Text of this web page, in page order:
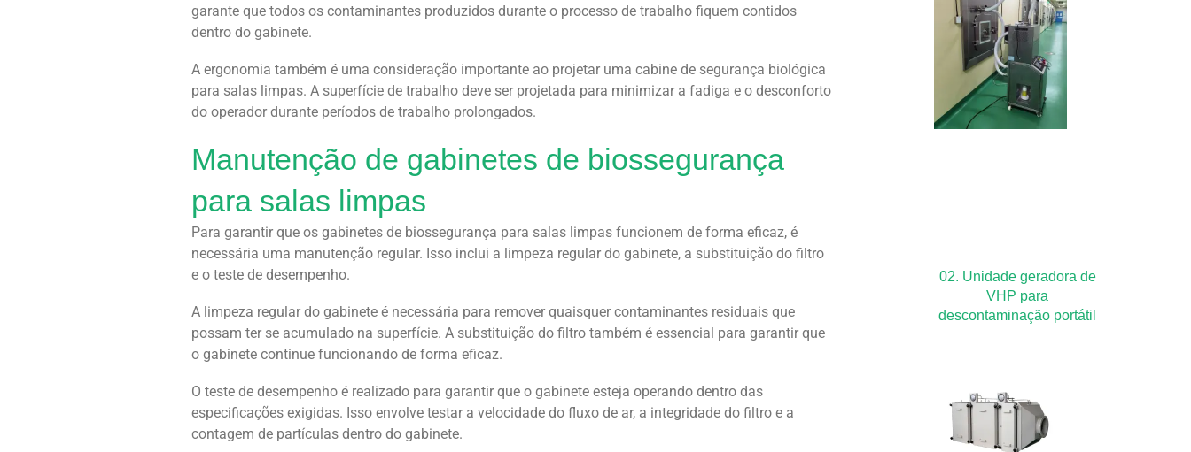
garante que todos os contaminantes produzidos durante o processo de trabalho fiquem contidos
dentro do gabinete.
A ergonomia também é uma consideração importante ao projetar uma cabine de segurança biológica
para salas limpas. A superfície de trabalho deve ser projetada para minimizar a fadiga e o desconforto
do operador durante períodos de trabalho prolongados.
Manutenção de gabinetes de biossegurança
para salas limpas
Para garantir que os gabinetes de biossegurança para salas limpas funcionem de forma eficaz, é
necessária uma manutenção regular. Isso inclui a limpeza regular do gabinete, a substituição do filtro
e o teste de desempenho.
A limpeza regular do gabinete é necessária para remover quaisquer contaminantes residuais que
possam ter se acumulado na superfície. A substituição do filtro também é essencial para garantir que
o gabinete continue funcionando de forma eficaz.
O teste de desempenho é realizado para garantir que o gabinete esteja operando dentro das
especificações exigidas. Isso envolve testar a velocidade do fluxo de ar, a integridade do filtro e a
contagem de partículas dentro do gabinete.
02. Unidade geradora de
VHP para
descontaminação portátil